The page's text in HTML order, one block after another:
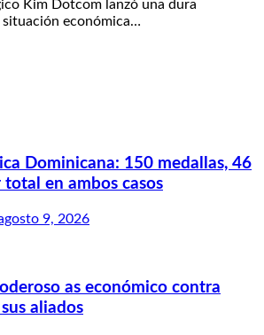
Kim Dotcom lanzó una dura
económica…
Dominicana: 150 medallas, 46
en ambos casos
9, 2026
as económico contra
aliados